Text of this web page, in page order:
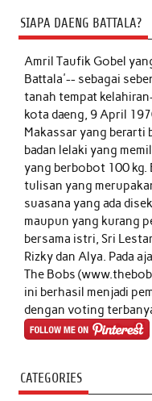
SIAPA DAENG BATTALA?
Amril Taufik Gobel
Battala'-- sebagai
tanah tempat
kota daeng, 9 April
Makassar yang berarti
badan lelaki yang
yang berbobot 100
tulisan yang
suasana yang ada
maupun yang kurang
bersama istri, Sri
Rizky dan Alya. Pada
The Bobs
ini berhasil menjadi
dengan voting
CATEGORIES